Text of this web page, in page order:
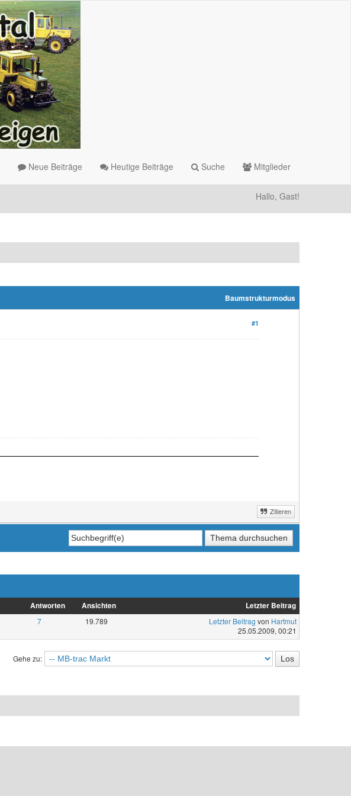
Neue Beiträge Heutige Beiträge Suche Mitglieder
Hallo, Gast!
Baumstrukturmodus
#1
Zitieren
Antworten Ansichten Letzter Beitrag
7 19.789 Letzter Beitrag von Hartmut
25.05.2009, 00:21
Gehe zu: